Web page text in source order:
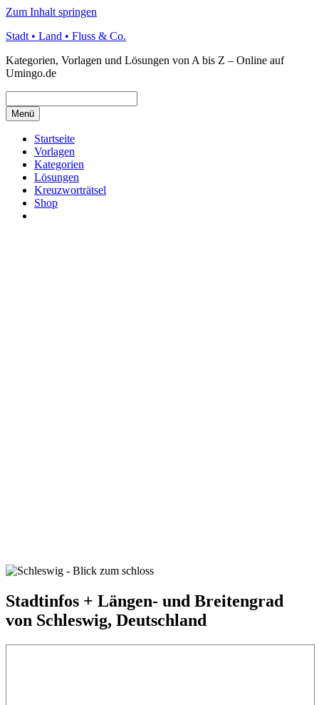
Zum Inhalt springen
Stadt • Land • Fluss & Co.
Kategorien, Vorlagen und Lösungen von A bis Z – Online auf
Umingo.de
Menü
Startseite
Vorlagen
Kategorien
Lösungen
Kreuzworträtsel
Shop
Stadtinfos + Längen- und Breitengrad
von Schleswig, Deutschland